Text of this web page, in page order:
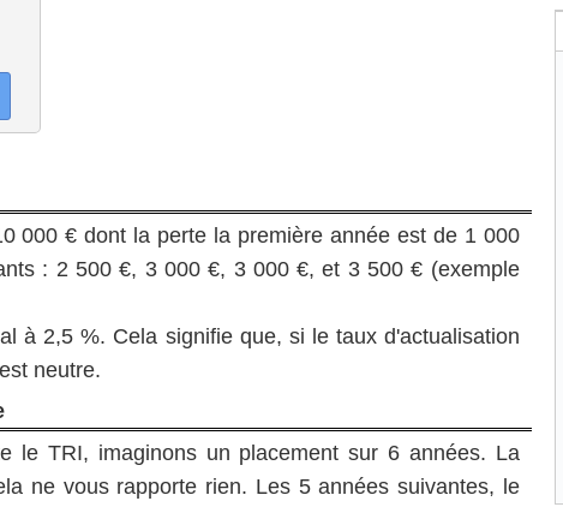
000 € dont la perte la première année est de 1 000
: 2 500 €, 3 000 €, 3 000 €, et 3 500 € (exemple
à 2,5 %. Cela signifie que, si le taux d'actualisation
neutre.
le TRI, imaginons un placement sur 6 années. La
ne vous rapporte rien. Les 5 années suivantes, le